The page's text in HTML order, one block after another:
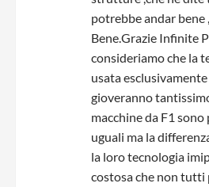
potrebbe andar bene
Bene.Grazie Infinite
consideriamo che la
usata
gioveranno
macchine da F1
uguali ma la
la loro tecnologia
costosa che non tutti